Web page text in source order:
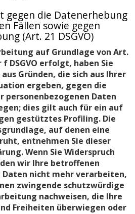
gegen die Datenerhebung
Fällen sowie gegen
(Art. 21 DSGVO)
auf Grundlage von Art.
f DSGVO erfolgt, haben Sie
Gründen, die sich aus Ihrer
ergeben, gegen die
personenbezogenen Daten
dies gilt auch für ein auf
gestütztes Profiling. Die
auf denen eine
entnehmen Sie dieser
Wenn Sie Widerspruch
wir Ihre betroffenen
Daten nicht mehr verarbeiten,
zwingende schutzwürdige
nachweisen, die Ihre
Freiheiten überwiegen oder